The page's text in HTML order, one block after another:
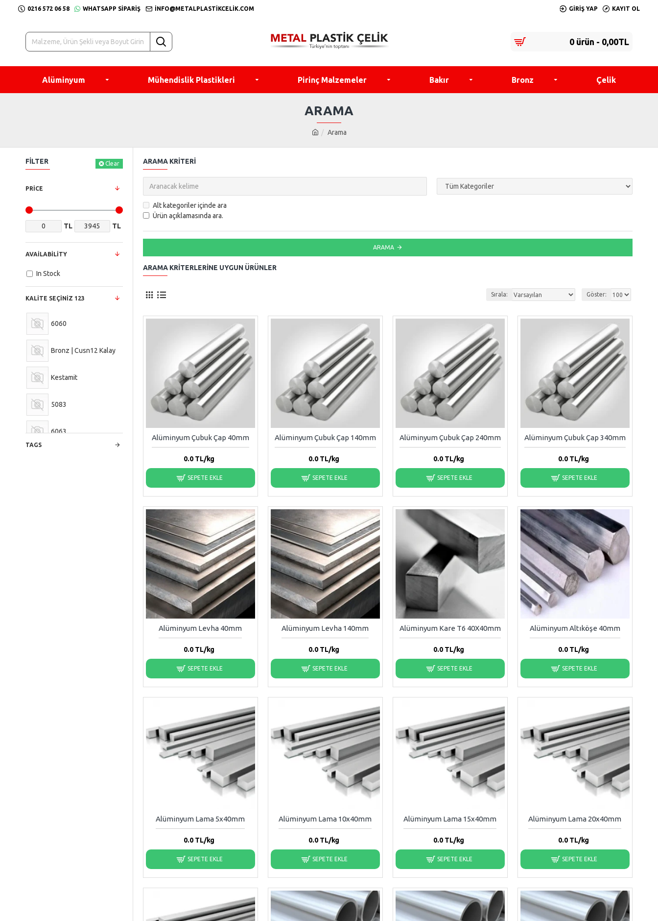
0216 572 06 58 WHATSAPP SIPARIŞ INFO@METALPLASTIKCELIK.COM GIRIŞ YAP KAYIT OL
0 ürün - 0,00TL
Alüminyum Mühendislik Plastikleri Pirinç Malzemeler Bakır Bronz Çelik
Arama
ARAMA
FILTER Clear
PRICE
TL TL
KALITE SEÇINIZ 123
6060
Bronz | Cusn12 Kalay
Kestamit
5083
6063
TAGS
AVAILABILITY
In Stock
ARAMA KRITERI
Alt kategoriler içinde ara
Ürün açıklamasında ara.
ARAMA
ARAMA KRITERLERINE UYGUN ÜRÜNLER
Sırala: Göster:
Alüminyum Çubuk Çap 40mm
0.0 TL/kg
SEPETE EKLE
Alüminyum Çubuk Çap 140mm
0.0 TL/kg
SEPETE EKLE
Alüminyum Çubuk Çap 240mm
0.0 TL/kg
SEPETE EKLE
Alüminyum Çubuk Çap 340mm
0.0 TL/kg
SEPETE EKLE
Alüminyum Levha 40mm
0.0 TL/kg
SEPETE EKLE
Alüminyum Levha 140mm
0.0 TL/kg
SEPETE EKLE
Alüminyum Kare T6 40X40mm
0.0 TL/kg
SEPETE EKLE
Alüminyum Altıköşe 40mm
0.0 TL/kg
SEPETE EKLE
Alüminyum Lama 5x40mm
0.0 TL/kg
SEPETE EKLE
Alüminyum Lama 10x40mm
0.0 TL/kg
SEPETE EKLE
Alüminyum Lama 15x40mm
0.0 TL/kg
SEPETE EKLE
Alüminyum Lama 20x40mm
0.0 TL/kg
SEPETE EKLE